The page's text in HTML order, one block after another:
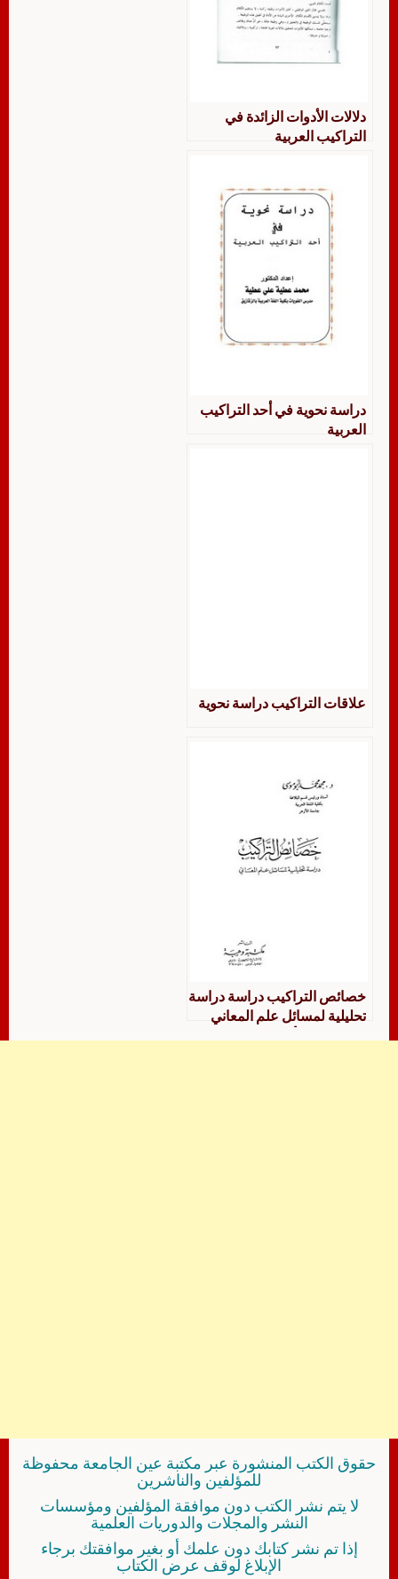
دلالات الأدوات الزائدة في
التراكيب العربية
دراسة نحوية في أحد التراكيب
العربية
علاقات التراكيب دراسة نحوية
خصائص التراكيب دراسة دراسة
تحليلية لمسائل علم المعاني
حقوق الكتب المنشورة عبر مكتبة عين الجامعة محفوظة
للمؤلفين والناشرين
لا يتم نشر الكتب دون موافقة المؤلفين ومؤسسات
النشر والمجلات والدوريات العلمية
إذا تم نشر كتابك دون علمك أو بغير موافقتك برجاء
الإبلاغ لوقف عرض الكتاب